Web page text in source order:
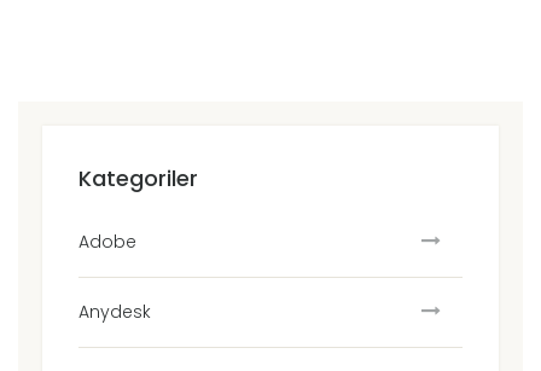
Kategoriler
Adobe
Anydesk